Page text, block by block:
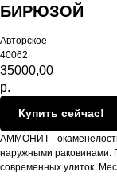
БИРЮЗОЙ
Авторское
40062
35000,00
р.
Купить сейчас!
АММОНИТ -
наружными раковинами.
современных улиток.